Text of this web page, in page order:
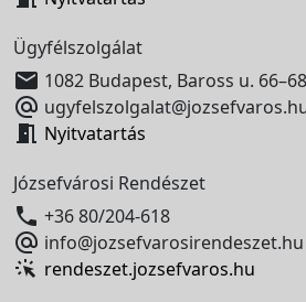
Ügyfélszolgálat
 1082 Budapest, Baross u.

 Nyitvatartás
Józsefvárosi Rendészet
 +36 80/204-618
 info@jozsefvarosirendeszet.hu
rendeszet.jozsefvaros.hu